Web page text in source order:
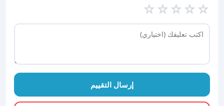
☆
☆
☆
☆
☆
إرسال التقييم